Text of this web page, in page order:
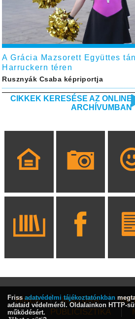
A Grácia Mazsorett Együttes
Harruckern téren
Rusznyák Csaba képriportja
CIKKEK KERESÉSE AZ ONLINE
ARCHÍVUMBAN
HÍREK KULTÚRA
PUBLICISZTIKA
Friss adatvédelmi tájékoztatónkban
adataid védelméről. Oldalainkon HTTP-
működésért.